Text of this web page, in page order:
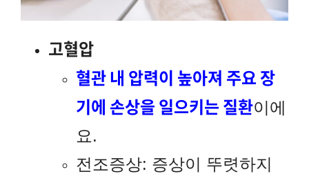
고혈압
혈관 내 압력이 높아져 주요 장
기에 손상을 일으키는 질환이에
요.
전조증상: 증상이 뚜렷하지